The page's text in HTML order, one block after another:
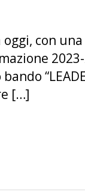
oggi, con
bando
[…]